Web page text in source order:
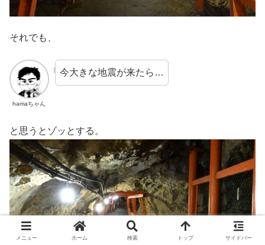
それでも、
hamaちゃん
今大きな地震が来たら…
と思うとゾッとする。
メニュー ホーム 検索 トップ サイドバー